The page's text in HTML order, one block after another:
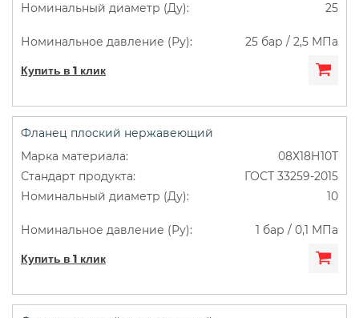
25
25 бар / 2,5 МПа
Купить в 1 клик
Фланец плоский нержавеющий
08Х18Н10Т
ГОСТ 33259-2015
10
1 бар / 0,1 МПа
Купить в 1 клик